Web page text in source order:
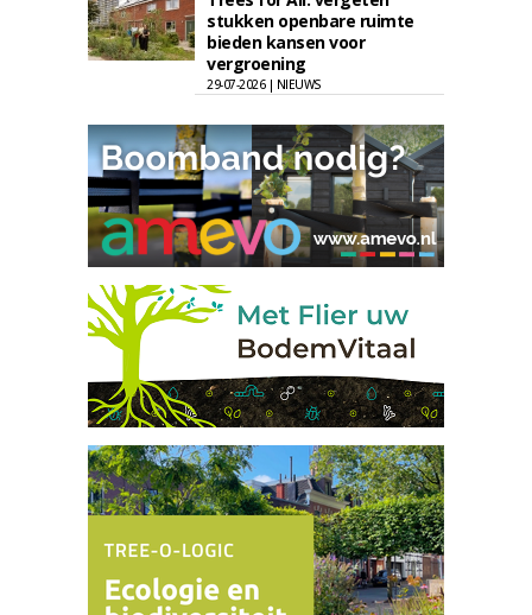
stukken openbare ruimte
bieden kansen voor
vergroening
29-07-2026 | NIEUWS